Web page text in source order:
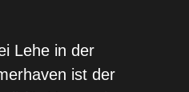
Lehe in der
ist der